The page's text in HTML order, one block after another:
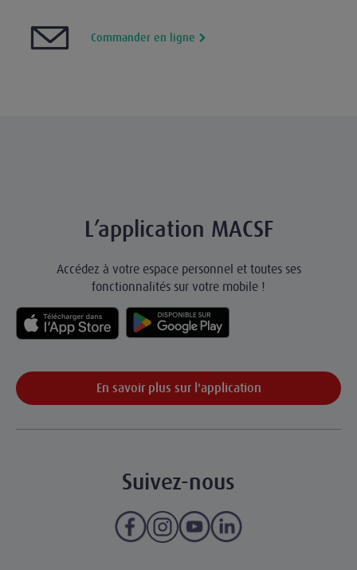
Commander en ligne
L’application MACSF
Accédez à votre espace personnel et toutes ses
fonctionnalités sur votre mobile !
En savoir plus sur l'application
Suivez-nous